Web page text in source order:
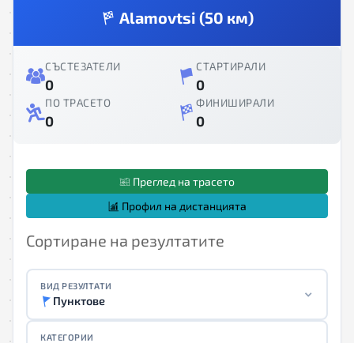
Alamovtsi (50 км)
СЪСТЕЗАТЕЛИ
0
СТАРТИРАЛИ
0
ПО ТРАСЕТО
0
ФИНИШИРАЛИ
0
Преглед на трасето
Профил на дистанцията
Сортиране на резултатите
ВИД РЕЗУЛТАТИ
Пунктове
КАТЕГОРИИ